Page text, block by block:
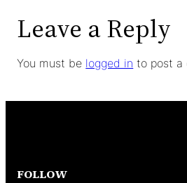
Leave a Reply
You must be logged in to post a
FOLLOW